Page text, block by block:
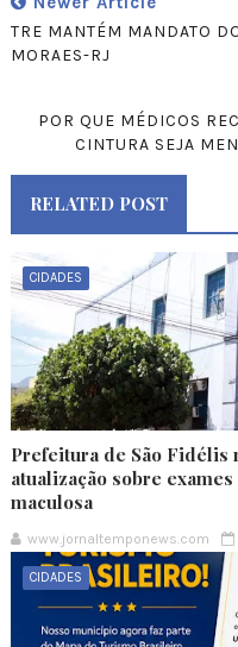
TRE MANTÉM MANDATO
MORAES-RJ
POR QUE MÉDICOS
CINTURA SEJA
RELATED POST
CIDADES
Prefeitura de São Fidélis
atualização sobre
maculosa
www.jornaltemponews.com
CIDADES